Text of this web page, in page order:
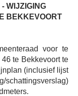
WIJZIGING
BEKKEVOORT
voor te
te Bekkevoort te
(inclusief lijst
schattingsverslag)